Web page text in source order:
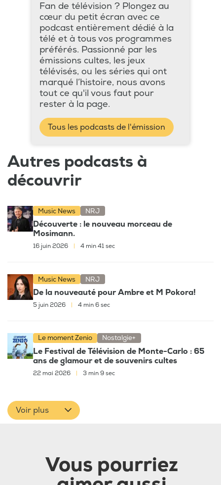
Fan de télévision ? Plongez au
cœur du petit écran avec ce
podcast entièrement dédié à la
télé et à tous vos programmes
préférés. Passionné par les
émissions cultes, les jeux
télévisés, ou les séries qui ont
marqué l’histoire, nous avons
tout ce qu'il vous faut pour
rester à la page.
Tous les podcasts de l'émission
Autres podcasts à
découvrir
Music News NRJ
Découverte : le nouveau morceau de
Mosimann.
16 juin 2026 4 min 41 sec
Music News NRJ
De la nouveauté pour Ambre et M Pokora!
5 juin 2026 4 min 6 sec
Le moment Zenio Nostalgie+
Le Festival de Télévision de Monte-Carlo : 65
ans de glamour et de souvenirs cultes
22 mai 2026 | 3 min 9 sec
Voir plus
Vous pourriez